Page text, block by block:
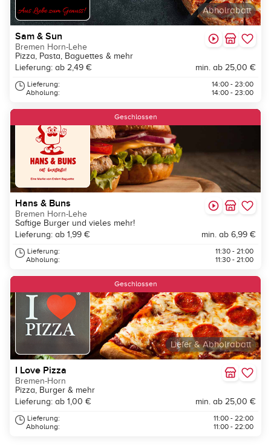
Abholrabatt
Sam & Sun
Bremen Horn-Lehe
Pizza, Pasta, Baguettes & mehr
Lieferung: ab 2,49 €
min. ab 25,00 €
Lieferung:
Abholung:
14:00 - 23:00
14:00 - 23:00
Geschlossen
Hans & Buns
Bremen Horn-Lehe
Saftige Burger und vieles mehr!
Lieferung: ab 1,99 €
min. ab 6,99 €
Lieferung:
Abholung:
11:30 - 21:00
11:30 - 21:00
Liefer & Abholrabatt
Geschlossen
I Love Pizza
Bremen-Horn
Pizza, Burger & mehr
Lieferung: ab 1,00 €
min. ab 25,00 €
Lieferung:
Abholung:
11:00 - 22:00
11:00 - 22:00